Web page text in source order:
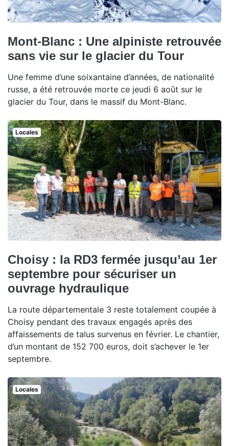
Mont-Blanc : Une alpiniste retrouvée
sans vie sur le glacier du Tour
Une femme d’une soixantaine d’années, de nationalité
russe, a été retrouvée morte ce jeudi 6 août sur le
glacier du Tour, dans le massif du Mont-Blanc.
Locales
Choisy : la RD3 fermée jusqu’au 1er
septembre pour sécuriser un
ouvrage hydraulique
La route départementale 3 reste totalement coupée à
Choisy pendant des travaux engagés après des
affaissements de talus survenus en février. Le chantier,
d’un montant de 152 700 euros, doit s’achever le 1er
septembre.
Locales